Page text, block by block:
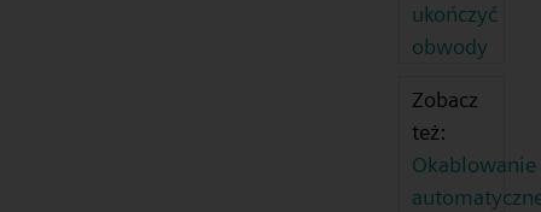
ukończyć
obwody
Zobacz
też:
Okablowanie